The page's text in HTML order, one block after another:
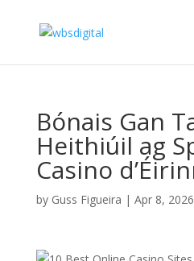
Bónais Gan
Heithiúil ag
Casino
by Guss Figueira | Apr 8, 2026